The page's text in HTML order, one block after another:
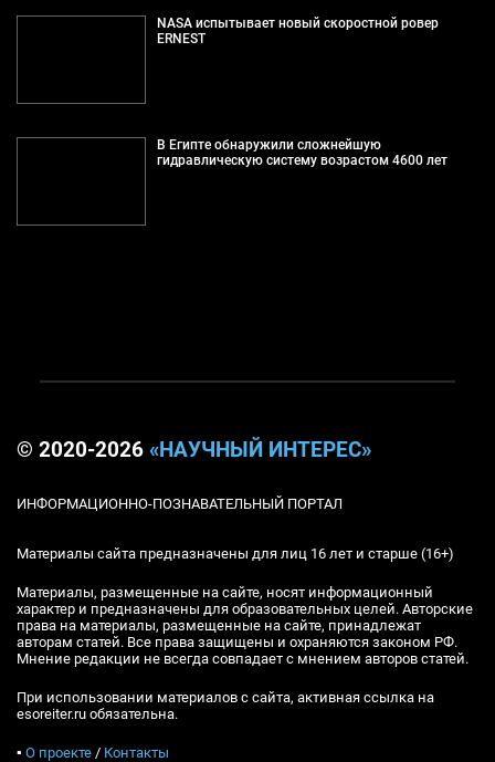
NASA испытывает новый скоростной ровер
ERNEST
В Египте обнаружили сложнейшую
гидравлическую систему возрастом 4600 лет
© 2020-2026 «НАУЧНЫЙ ИНТЕРЕС»
ИНФОРМАЦИОННО-ПОЗНАВАТЕЛЬНЫЙ ПОРТАЛ
Материалы сайта предназначены для лиц 16 лет и старше (16+)
Материалы, размещенные на сайте, носят информационный
характер и предназначены для образовательных целей. Авторские
права на материалы, размещенные на сайте, принадлежат
авторам статей. Все права защищены и охраняются законом РФ.
Мнение редакции не всегда совпадает с мнением авторов статей.
При использовании материалов с сайта, активная ссылка на
esoreiter.ru обязательна.
▪ О проекте / Контакты